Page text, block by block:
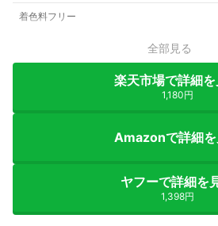
着色料フリー
全部見る
楽天市場で詳細を
1,180円
Amazonで詳細を
ヤフーで詳細を
1,398円